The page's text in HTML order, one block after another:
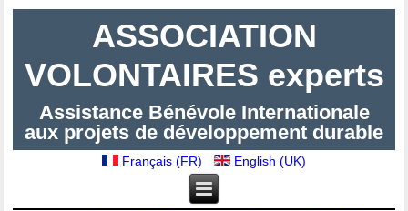
ASSOCIATION
VOLONTAIRES experts
Assistance Bénévole Internationale
aux projets de développement durable
Français (FR) English (UK)